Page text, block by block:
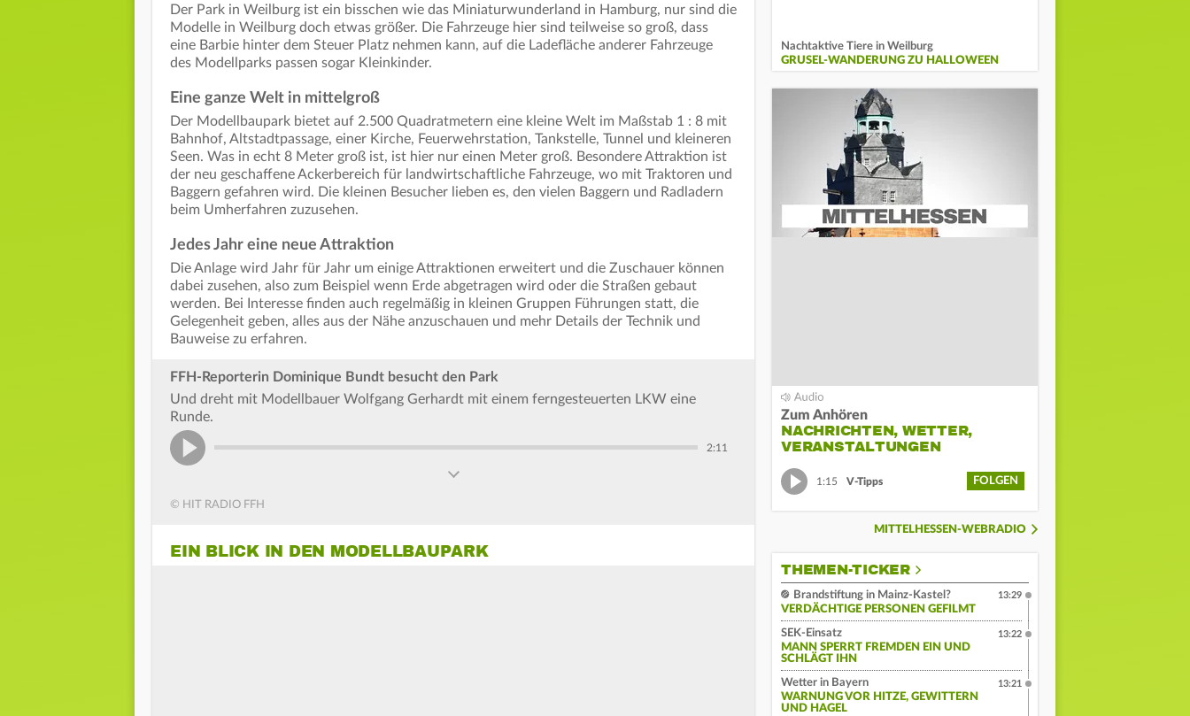
Der Park in Weilburg ist ein bisschen wie das Miniaturwunderland in Hamburg, nur sind die
Modelle in Weilburg doch etwas größer. Die Fahrzeuge hier sind teilweise so groß, dass
eine Barbie hinter dem Steuer Platz nehmen kann, auf die Ladefläche anderer Fahrzeuge
des Modellparks passen sogar Kleinkinder.
Eine ganze Welt in mittelgroß
Der Modellbaupark bietet auf 2.500 Quadratmetern eine kleine Welt im Maßstab 1 : 8 mit
Bahnhof, Altstadtpassage, einer Kirche, Feuerwehrstation, Tankstelle, Tunnel und kleineren
Seen. Was in echt 8 Meter groß ist, ist hier nur einen Meter groß. Besondere Attraktion ist
der neu geschaffene Ackerbereich für landwirtschaftliche Fahrzeuge, wo mit Traktoren und
Baggern gefahren wird. Die kleinen Besucher lieben es, den vielen Baggern und Radladern
beim Umherfahren zuzusehen.
Jedes Jahr eine neue Attraktion
Die Anlage wird Jahr für Jahr um einige Attraktionen erweitert und die Zuschauer können
dabei zusehen, also zum Beispiel wenn Erde abgetragen wird oder die Straßen gebaut
werden. Bei Interesse finden auch regelmäßig in kleinen Gruppen Führungen statt, die
Gelegenheit geben, alles aus der Nähe anzuschauen und mehr Details der Technik und
Bauweise zu erfahren.
FFH-Reporterin Dominique Bundt besucht den Park
Und dreht mit Modellbauer Wolfgang Gerhardt mit einem ferngesteuerten LKW eine
Runde.
2:11
© HIT RADIO FFH
EIN BLICK IN DEN MODELLBAUPARK
Nachtaktive Tiere in Weilburg
GRUSEL-WANDERUNG ZU HALLOWEEN
Zum Anhören
NACHRICHTEN, WETTER,
VERANSTALTUNGEN
1:15 V-Tipps FOLGEN
MITTELHESSEN-WEBRADIO
THEMEN-TICKER
Brandstiftung in Mainz-Kastel?
VERDÄCHTIGE PERSONEN GEFILMT
13:29
SEK-Einsatz
MANN SPERRT FREMDEN EIN UND
SCHLÄGT IHN
13:22
Wetter in Bayern
WARNUNG VOR HITZE, GEWITTERN
UND HAGEL
13:21